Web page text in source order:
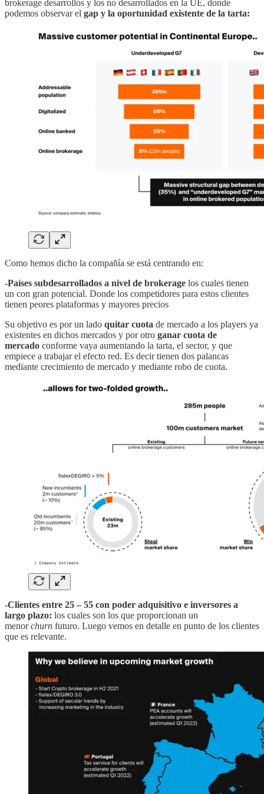
brokerage desarrollos y los no desarrollados en la UE, donde
podemos observar el gap y la oportunidad existente de la tarta:
Como hemos dicho la compañía se está centrando en:
-Países subdesarrollados a nivel de brokerage los cuales tienen
un con gran potencial. Donde los competidores para estos clientes
tienen peores plataformas y mayores precios
Su objetivo es por un lado quitar cuota de mercado a los players ya
existentes en dichos mercados y por otro ganar cuota de
mercado conforme vaya aumentando la tarta, el sector, y que
empiece a trabajar el efecto red. Es decir tienen dos palancas
mediante crecimiento de mercado y mediante robo de cuota.
-Clientes entre 25 – 55 con poder adquisitivo e inversores a
largo plazo: los cuales son los que proporcionan un
menorchurn futuro. Luego vemos en detalle en punto de los clientes
que es relevante.